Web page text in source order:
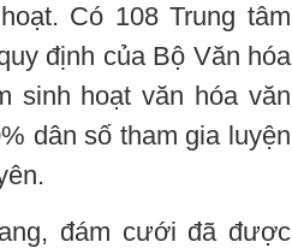
Có 108 Trung tâm
định của Bộ Văn hóa
sinh hoạt văn hóa văn
dân số tham gia luyện
đám cưới đã được